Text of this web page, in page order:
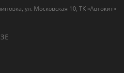
ул. Московская 10, ТК «Автокит»